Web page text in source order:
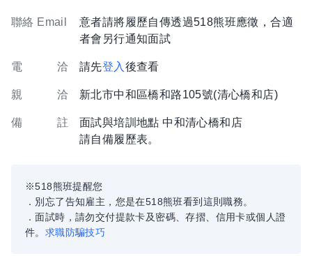
聯絡 Email
意者請將履歷自傳透過518熊班應徵，合適
者會另行通知面試
電 洽 請先登入 後查看
親 洽 新北市中和區橋和路105號(清心橋和店)
備 註
面試與培訓地點 中和清心橋和店
請自備履歷表。
※518熊班提醒您
．別忘了告知雇主，您是在518熊班看到這則職務。
．面試時，請勿交付提款卡及密碼、存摺、信用卡或個人證
件。 求職防騙技巧